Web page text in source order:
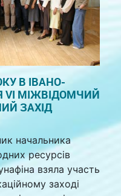
В ІВАНО-
VІ МІЖВІДОМЧИЙ
ЗАХІД
начальника
ресурсів
взяла участь
заході